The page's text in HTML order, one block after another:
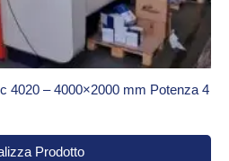
4020 – 4000×2000 mm Potenza 4
Prodotto